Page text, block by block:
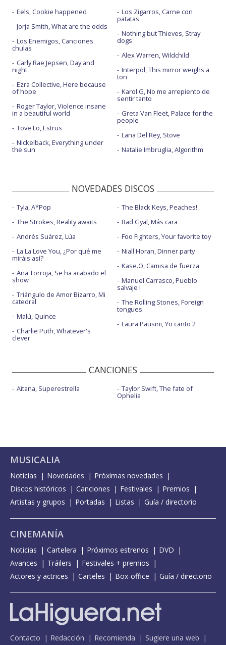
Eels, Cookie happened
Jorja Smith, What are the odds
Los Enemigos, Canciones
chulas
Carly Rae Jepsen, Day and
night
Ezra Collective, Here because
of hope
Roger Taylor, Violence insane
in a beautiful world
Tove Lo, Estrus
Nickelback, Everything under
the sun
Los Zigarros, Carne con
patatas
Nothing but Thieves, Stray
dogs
Alex Warren, Wildchild
Interpol, This mirror weighs a
ton
Karol G, No me arrepiento de
sentir tanto
Greta Van Fleet, Palace for the
people
Lana Del Rey, Stove
Natalie Imbruglia, Algorithm
NOVEDADES DISCOS
Tyla, A*Pop
The Strokes, Reality awaits
Andrés Suárez, Lúa
La La Love You, ¿Por qué me
miráis así?
Ana Torroja, Se ha acabado el
show
Triángulo de Amor Bizarro, Mi
catedral
Malú, Quince
Charlie Puth, Whatever's
clever
The Black Keys, Peaches!
Bad Gyal, Más cara
Foo Fighters, Your favorite toy
Niall Horan, Dinner party
Kase.O, Camisa de fuerza
Manuel Carrasco, Pueblo
salvaje I
The Rolling Stones, Foreign
tongues
Laura Pausini, Yo canto 2
CANCIONES
Aitana, Superestrella Taylor Swift, The fate of
Ophelia
MUSICALIA
Noticias Novedades
Próximas novedades
Discos históricos
Canciones Festivales
Premios
Artistas y grupos
Portadas Listas Guía / directorio
CINEMANÍA
Noticias Cartelera Próximos estrenos
DVD
Avances
Tráilers
Festivales + premios
Actores y actrices
Carteles Box-office Guía / directorio
Contacto Redacción Recomienda Sugiere una web